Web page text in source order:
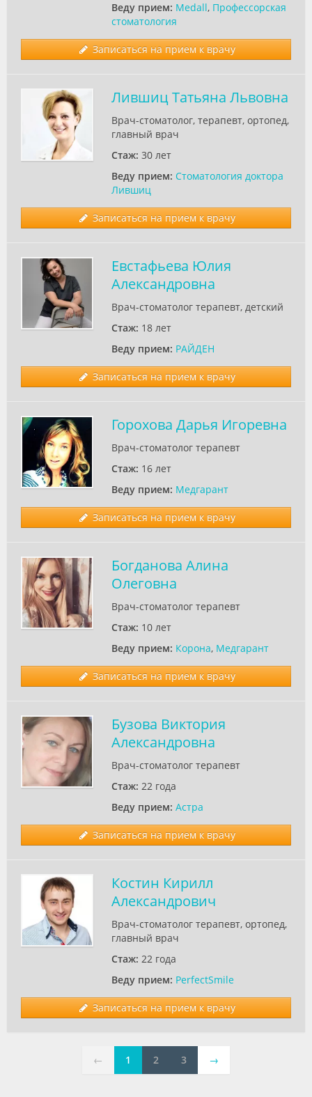
Веду прием: Medall, Профессорская
стоматология
Записаться на прием к врачу
Лившиц Татьяна Львовна
Врач-стоматолог, терапевт, ортопед,
главный врач
Стаж: 30 лет
Веду прием: Стоматология доктора
Лившиц
Записаться на прием к врачу
Евстафьева Юлия
Александровна
Врач-стоматолог терапевт, детский
Стаж: 18 лет
Веду прием: РАЙДЕН
Записаться на прием к врачу
Горохова Дарья Игоревна
Врач-стоматолог терапевт
Стаж: 16 лет
Веду прием: Медгарант
Записаться на прием к врачу
Богданова Алина
Олеговна
Врач-стоматолог терапевт
Стаж: 10 лет
Веду прием: Корона, Медгарант
Записаться на прием к врачу
Бузова Виктория
Александровна
Врач-стоматолог терапевт
Стаж: 22 года
Веду прием: Астра
Записаться на прием к врачу
Костин Кирилл
Александрович
Врач-стоматолог терапевт, ортопед,
главный врач
Стаж: 22 года
Веду прием: PerfectSmile
Записаться на прием к врачу
← 1 2 3 →